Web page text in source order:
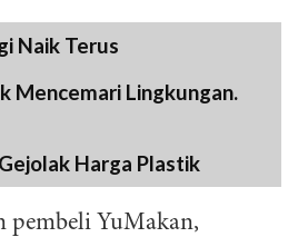
Naik Terus
Mencemari Lingkungan.
Harga Plastik
pembeli YuMakan,